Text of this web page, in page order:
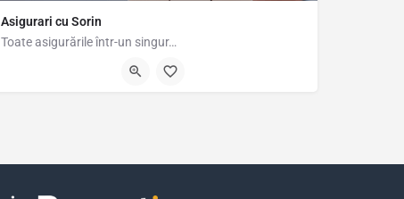
Asigurari cu Sorin
Toate asigurările într-un singur…